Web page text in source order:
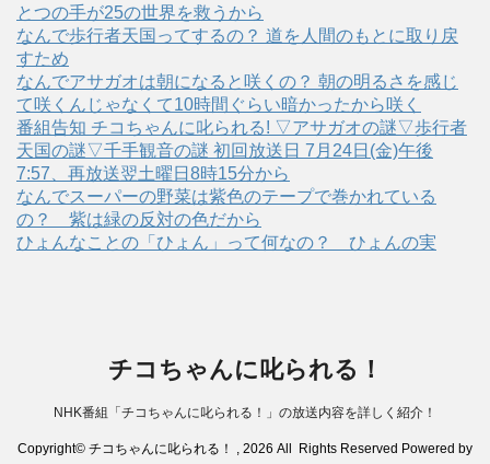
とつの手が25の世界を救うから
なんで歩行者天国ってするの？ 道を人間のもとに取り戻
すため
なんでアサガオは朝になると咲くの？ 朝の明るさを感じ
て咲くんじゃなくて10時間ぐらい暗かったから咲く
番組告知 チコちゃんに叱られる! ▽アサガオの謎▽歩行者
天国の謎▽千手観音の謎 初回放送日 7月24日(金)午後
7:57、再放送翌土曜日8時15分から
なんでスーパーの野菜は紫色のテープで巻かれている
の？ 紫は緑の反対の色だから
ひょんなことの「ひょん」って何なの？ ひょんの実
チコちゃんに叱られる！
NHK番組「チコちゃんに叱られる！」の放送内容を詳しく紹介！
Copyright© チコちゃんに叱られる！ , 2026 All Rights Reserved Powered by